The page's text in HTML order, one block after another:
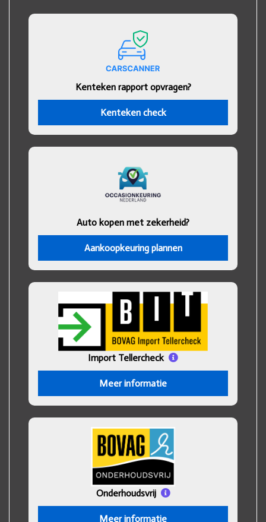
Kenteken rapport opvragen?
Kenteken check
Auto kopen met zekerheid?
Aankoopkeuring plannen
Import Tellercheck
Meer informatie
Onderhoudsvrij
Meer informatie